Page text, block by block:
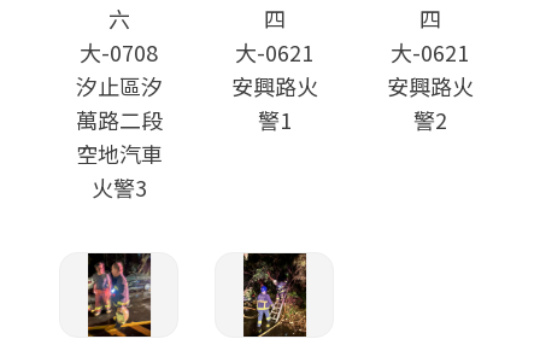
六
大-0708
汐止區汐
萬路二段
空地汽車
火警3
四
大-0621
安興路火
警1
四
大-0621
安興路火
警2